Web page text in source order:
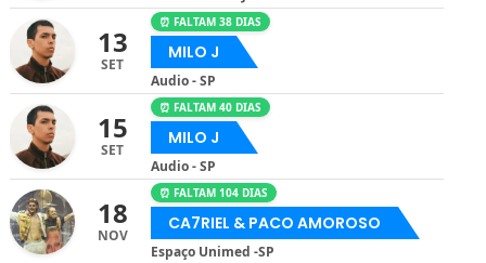
13
SET
⏰ FALTAM 38 DIAS
MILO J
Audio - SP
15
SET
⏰ FALTAM 40 DIAS
MILO J
Audio - SP
18
NOV
⏰ FALTAM 104 DIAS
CA7RIEL & PACO AMOROSO
Espaço Unimed -SP